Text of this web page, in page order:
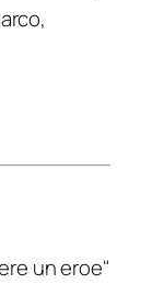
un eroe"